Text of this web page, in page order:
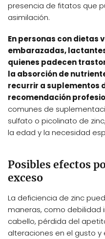
presencia de fitatos que
asimilación.
En personas con dietas
embarazadas,
quienes padecen
la absorción de
recurrir a suplementos
recomendación
comunes de
sulfato o picolinato de
la edad y la necesidad
Posibles efectos
exceso
La deficiencia de zinc
maneras, como debilidad
cabello, pérdida del
alteraciones en el gusto y